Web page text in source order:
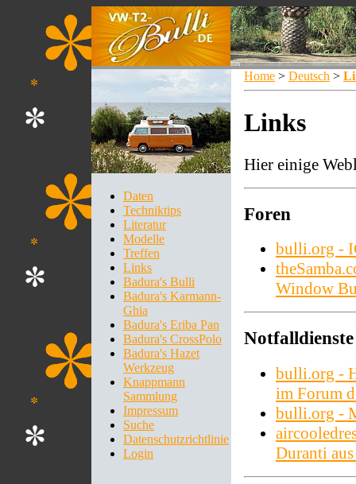
Daten
Techniktips
Literatur
Modelle
Treffen
Links
Badura's Bulli
Badura's Karmann-
Ghia
Badura's Eriba Pan
Badura's CrossPolo
Badura's Hazet
Werkzeug
Knappmann
Sammlung
Impressum
Suche
Datenschutzrichtlinie
Login
Home > Deutsch >
Links
Hier einige
Foren
bulli.org -
Window
Notfalldienste
bulli.org -
im Forum
bulli.org -
Duranti